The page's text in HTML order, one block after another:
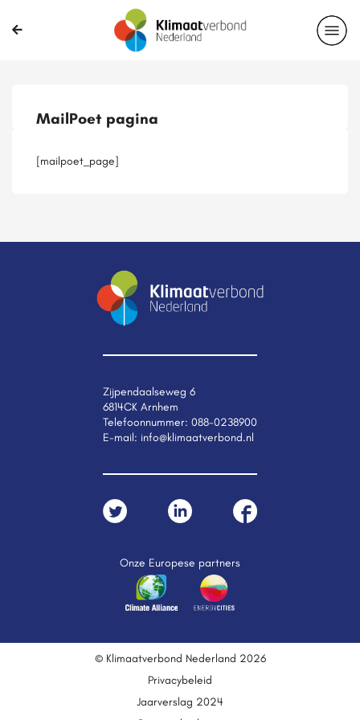
Casussen
MailPoet pagina
[mailpoet_page]
Zijpendaalseweg 6
6814CK Arnhem
Telefoonnummer: 088-0238900
E-mail: info@klimaatverbond.nl
Onze Europese partners
© Klimaatverbond Nederland 2026
Privacybeleid
Jaarverslag 2024